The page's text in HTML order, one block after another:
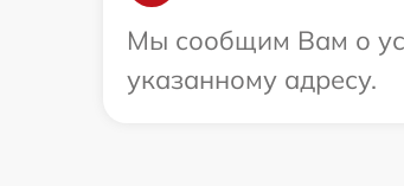
Мы сообщим Вам о
указанному адресу.